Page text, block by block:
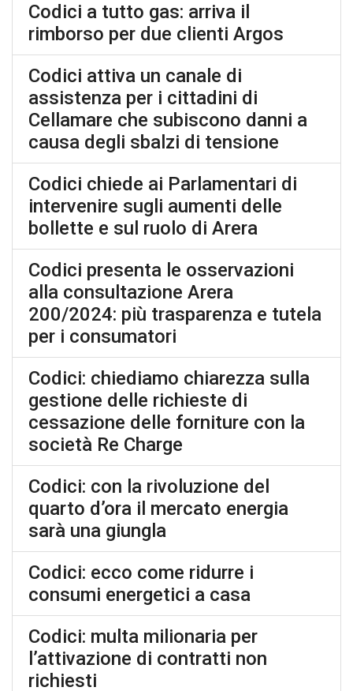
Codici a tutto gas: arriva il
rimborso per due clienti Argos
Codici attiva un canale di
assistenza per i cittadini di
Cellamare che subiscono danni a
causa degli sbalzi di tensione
Codici chiede ai Parlamentari di
intervenire sugli aumenti delle
bollette e sul ruolo di Arera
Codici presenta le osservazioni
alla consultazione Arera
200/2024: più trasparenza e tutela
per i consumatori
Codici: chiediamo chiarezza sulla
gestione delle richieste di
cessazione delle forniture con la
società Re Charge
Codici: con la rivoluzione del
quarto d’ora il mercato energia
sarà una giungla
Codici: ecco come ridurre i
consumi energetici a casa
Codici: multa milionaria per
l’attivazione di contratti non
richiesti